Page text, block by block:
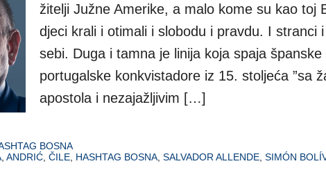
žitelji Južne Amerike, a malo kome su kao toj
djeci krali i otimali i slobodu i pravdu. I stranci
sebi. Duga i tamna je linija koja spaja španske
portugalske konkvistadore iz 15. stoljeća ”sa
apostola i nezajažljivim […]
BOSNA
ANDRIĆ ČILE HASHTAG BOSNA SALVADOR ALLENDE SIMÓN